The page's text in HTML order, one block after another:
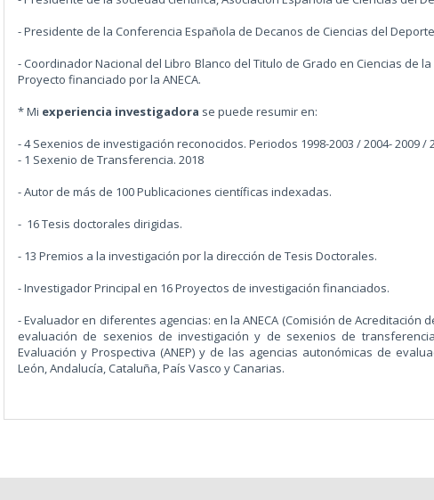
- Presidente de la Conferencia Española de Decanos de Ciencias del
- Coordinador Nacional del Libro Blanco del Titulo de Grado en Ciencias de
Proyecto financiado por la ANECA.
* Mi experiencia investigadora se puede resumir en:
- 4 Sexenios de investigación reconocidos. Periodos 1998-2003 / 2004- 2009 /
- 1 Sexenio de Transferencia. 2018
- Autor de más de 100 Publicaciones científicas indexadas.
- 16 Tesis doctorales dirigidas.
- 13 Premios a la investigación por la dirección de Tesis Doctorales.
- Investigador Principal en 16 Proyectos de investigación financiados.
- Evaluador en diferentes agencias: en la ANECA (Comisión de Acreditación
evaluación de sexenios de investigación y de sexenios de
Evaluación y Prospectiva (ANEP) y de las agencias autonómicas de
León, Andalucía, Cataluña, País Vasco y Canarias.